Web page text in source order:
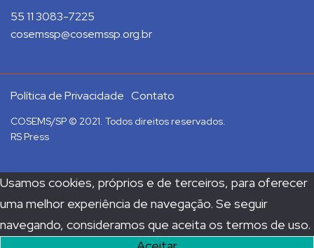
55 11 3083-7225
cosemssp@cosemssp.org.br
Política de Privacidade Contato
COSEMS/SP © 2021. Todos direitos reservados.
RS Press
Usamos cookies, próprios e de terceiros, para oferecer
uma melhor experiência de navegação. Se seguir
navegando, consideramos que aceita os termos de uso.